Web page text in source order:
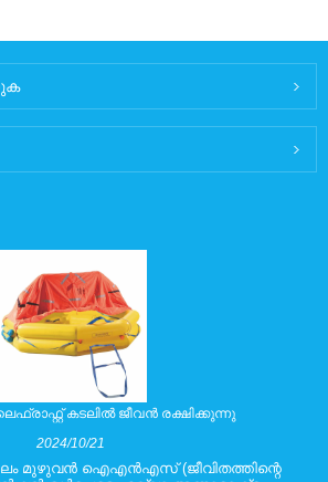
കടലിൽ ജീവൻ രക്ഷിക്കുന്നു
2024/10/21
മുഴുവൻ ഐഎൻഎസ് (ജീവിതത്തിന്റെ